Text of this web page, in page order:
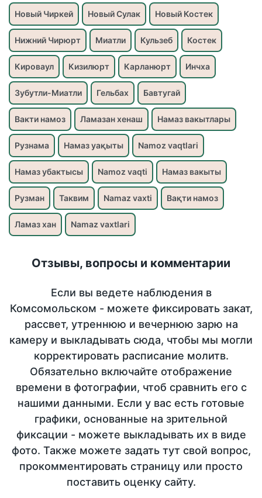
Новый Чиркей Новый Сулак Новый Костек
Нижний Чирюрт Миатли Кульзеб Костек
Кироваул Кизилюрт Карланюрт Инчха
Зубутли-Миатли Гельбах Бавтугай
Вакти намоз Ламазан хенаш Намаз вакытлары
Рузнама Намаз уақыты Namoz vaqtlari
Намаз убактысы Namoz vaqti Намаз вакыты
Рузман Таквим Namaz vaxti Вақти намоз
Ламаз хан Namaz vaxtlari
Отзывы, вопросы и комментарии
Если вы ведете наблюдения в
Комсомольском - можете фиксировать закат,
рассвет, утреннюю и вечернюю зарю на
камеру и выкладывать сюда, чтобы мы могли
корректировать расписание молитв.
Обязательно включайте отображение
времени в фотографии, чтоб сравнить его с
нашими данными. Если у вас есть готовые
графики, основанные на зрительной
фиксации - можете выкладывать их в виде
фото. Также можете задать тут свой вопрос,
прокомментировать страницу или просто
поставить оценку сайту.